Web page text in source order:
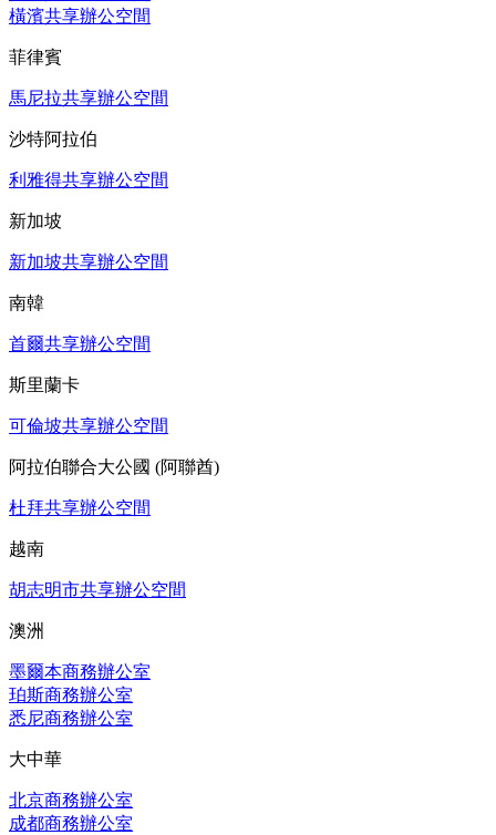
橫濱共享辦公空間
菲律賓
馬尼拉共享辦公空間
沙特阿拉伯
利雅得共享辦公空間
新加坡
新加坡共享辦公空間
南韓
首爾共享辦公空間
斯里蘭卡
可倫坡共享辦公空間
阿拉伯聯合大公國 (阿聯酋)
杜拜共享辦公空間
越南
胡志明市共享辦公空間
澳洲
墨爾本商務辦公室
珀斯商務辦公室
悉尼商務辦公室
大中華
北京商務辦公室
成都商務辦公室